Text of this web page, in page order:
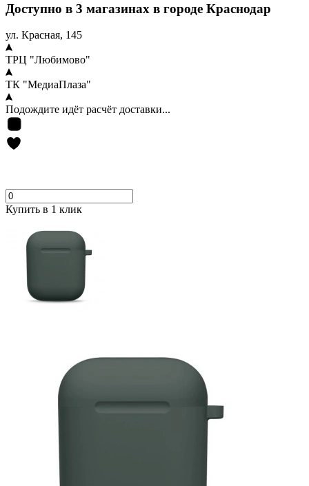
Доступно в 3 магазинах в городе Краснодар
ул. Красная, 145
ТРЦ "Любимово"
ТК "МедиаПлаза"
Подождите идёт расчёт доставки...
Купить в 1 клик